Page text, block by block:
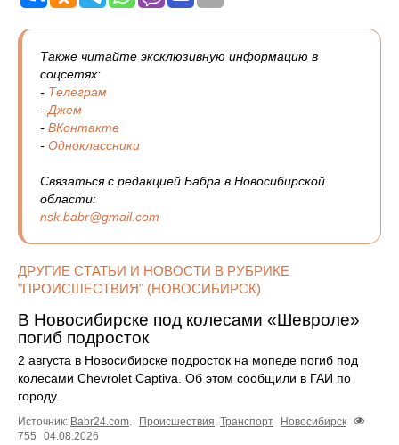
Также читайте эксклюзивную информацию в
соцсетях:
- Телеграм
-Джем
- ВКонтакте
- Одноклассники
Связаться с редакцией Бабра в Новосибирской
области:
nsk.babr@gmail.com
ДРУГИЕ СТАТЬИ И НОВОСТИ В РУБРИКЕ
"ПРОИСШЕСТВИЯ" (НОВОСИБИРСК)
В Новосибирске под колесами «Шевроле»
погиб подросток
2 августа в Новосибирске подросток на мопеде погиб под
колесами Chevrolet Captiva. Об этом сообщили в ГАИ по
городу.
Источник: Babr24.com. Происшествия, Транспорт
Новосибирск
755
04.08.2026